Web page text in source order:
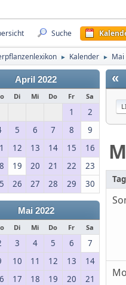
Suche
► Kalender ► Mai
April 2022
Di Mi Do Fr Sa
1
2
5 6 7 8
9
12 13 14 15
16
19 20 21 22
23
26 27 28 29 30
Mai 2022
Di Mi Do Fr Sa
3 4 5 6
7
10 11 12 13
14
17 18 19 20
21
«
Tag